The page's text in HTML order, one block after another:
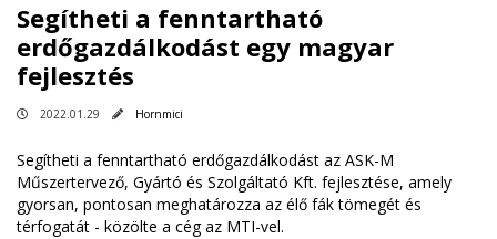
Segítheti a fenntartható
erdőgazdálkodást egy magyar
fejlesztés
2022.01.29 Hornmici
Segítheti a fenntartható erdőgazdálkodást az ASK-M
Műszertervező, Gyártó és Szolgáltató Kft. fejlesztése, amely
gyorsan, pontosan meghatározza az élő fák tömegét és
térfogatát - közölte a cég az MTI-vel.